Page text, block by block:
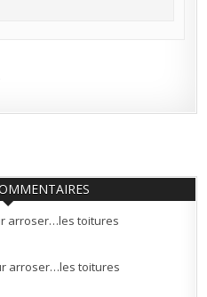
arroser…les toitures
arroser…les toitures